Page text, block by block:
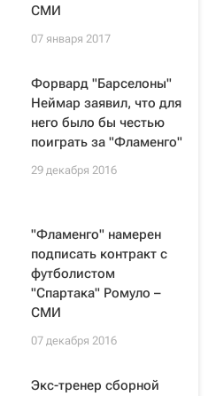
СМИ
07 января 2017
Форвард "Барселоны"
Неймар заявил, что для
него было бы честью
поиграть за "Фламенго"
29 декабря 2016
"Фламенго" намерен
подписать контракт с
футболистом
"Спартака" Ромуло –
СМИ
07 декабря 2016
Экс-тренер сборной